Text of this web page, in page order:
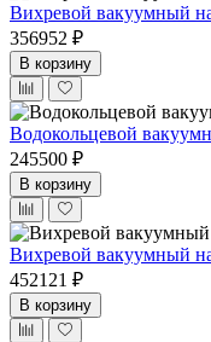
Вихревой вакуумный
356952 ₽
В корзину
Водокольцевой
245500 ₽
В корзину
Вихревой вакуумный
452121 ₽
В корзину